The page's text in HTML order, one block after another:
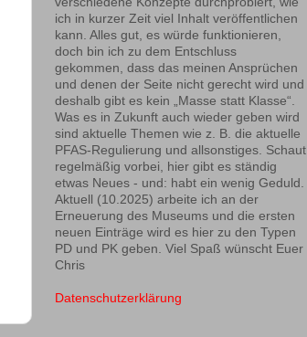
ich in kurzer Zeit viel Inhalt veröffentlichen
kann. Alles gut, es würde funktionieren,
doch bin ich zu dem Entschluss
gekommen, dass das meinen Ansprüchen
und denen der Seite nicht gerecht wird und
deshalb gibt es kein „Masse statt Klasse“.
Was es in Zukunft auch wieder geben wird
sind aktuelle Themen wie z. B. die aktuelle
PFAS-Regulierung und allsonstiges. Schaut
regelmäßig vorbei, hier gibt es ständig
etwas Neues - und: habt ein wenig Geduld.
Aktuell (10.2025) arbeite ich an der
Erneuerung des Museums und die ersten
neuen Einträge wird es hier zu den Typen
PD und PK geben. Viel Spaß wünscht Euer
Chris
Datenschutzerklärung